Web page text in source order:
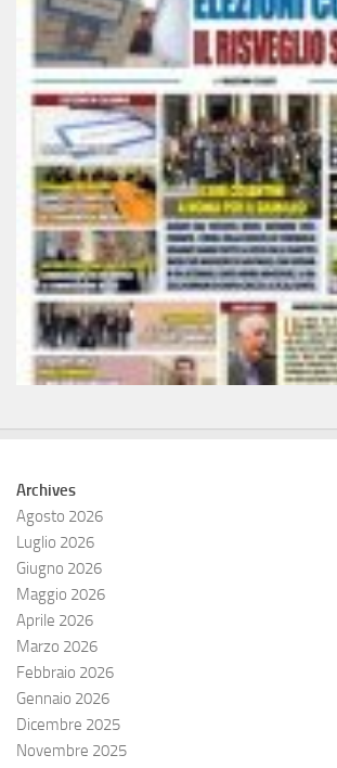
Archives
Agosto 2026
Luglio 2026
Giugno 2026
Maggio 2026
Aprile 2026
Marzo 2026
Febbraio 2026
Gennaio 2026
Dicembre 2025
Novembre 2025